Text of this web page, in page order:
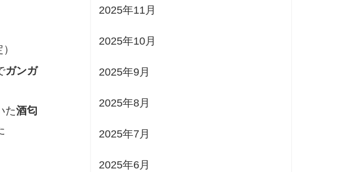
ガンガ
た酒匂
2025年11月
2025年10月
2025年9月
2025年8月
2025年7月
2025年6月